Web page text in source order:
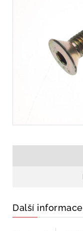
Další informace